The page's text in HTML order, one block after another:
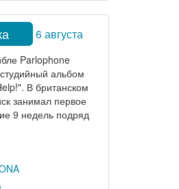
6 августа
Parlophone
альбом
В британском
занимал первое
9 недель подряд